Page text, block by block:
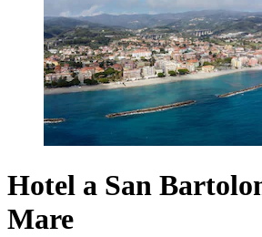
Hotel a San
Mare